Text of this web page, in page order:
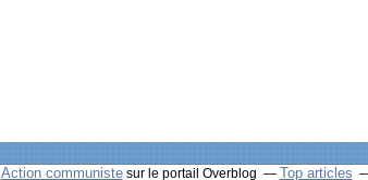
Action communistesur le portail Overblog Top articles